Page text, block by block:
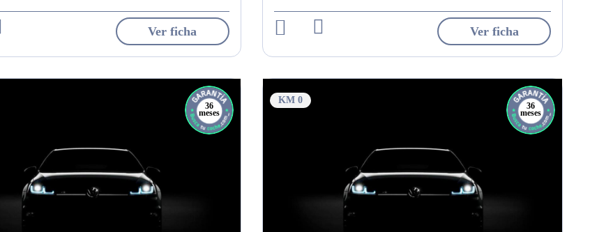
Ver ficha Ver ficha
36
meses
KM 0
36
meses